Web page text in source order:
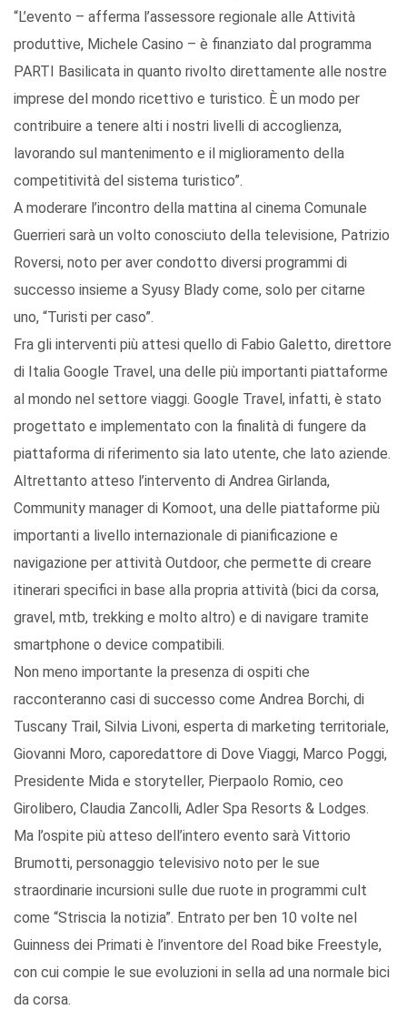
“L’evento – afferma l’assessore regionale alle Attività
produttive, Michele Casino – è finanziato dal programma
PARTI Basilicata in quanto rivolto direttamente alle nostre
imprese del mondo ricettivo e turistico. È un modo per
contribuire a tenere alti i nostri livelli di accoglienza,
lavorando sul mantenimento e il miglioramento della
competitività del sistema turistico”.
A moderare l’incontro della mattina al cinema Comunale
Guerrieri sarà un volto conosciuto della televisione, Patrizio
Roversi, noto per aver condotto diversi programmi di
successo insieme a Syusy Blady come, solo per citarne
uno, “Turisti per caso”.
Fra gli interventi più attesi quello di Fabio Galetto, direttore
di Italia Google Travel, una delle più importanti piattaforme
al mondo nel settore viaggi. Google Travel, infatti, è stato
progettato e implementato con la finalità di fungere da
piattaforma di riferimento sia lato utente, che lato aziende.
Altrettanto atteso l’intervento di Andrea Girlanda,
Community manager di Komoot, una delle piattaforme più
importanti a livello internazionale di pianificazione e
navigazione per attività Outdoor, che permette di creare
itinerari specifici in base alla propria attività (bici da corsa,
gravel, mtb, trekking e molto altro) e di navigare tramite
smartphone o device compatibili.
Non meno importante la presenza di ospiti che
racconteranno casi di successo come Andrea Borchi, di
Tuscany Trail, Silvia Livoni, esperta di marketing territoriale,
Giovanni Moro, caporedattore di Dove Viaggi, Marco Poggi,
Presidente Mida e storyteller, Pierpaolo Romio, ceo
Girolibero, Claudia Zancolli, Adler Spa Resorts & Lodges.
Ma l’ospite più atteso dell’intero evento sarà Vittorio
Brumotti, personaggio televisivo noto per le sue
straordinarie incursioni sulle due ruote in programmi cult
come “Striscia la notizia”. Entrato per ben 10 volte nel
Guinness dei Primati è l’inventore del Road bike Freestyle,
con cui compie le sue evoluzioni in sella ad una normale bici
da corsa.